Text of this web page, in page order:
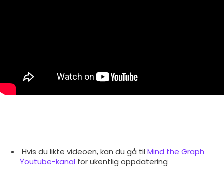
Hvis du likte videoen, kan du gå til Mind the Graph
Youtube-kanal for ukentlig oppdatering